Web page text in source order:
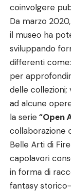
coinvolgere
Da marzo
il museo ha
sviluppando
differenti
per
delle
ad alcune
la serie“Open
collaborazione
Belle Arti di
capolavori
in forma di
fantasy